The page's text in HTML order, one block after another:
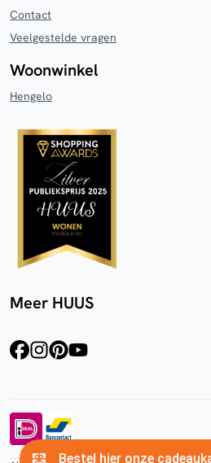
Contact
Veelgestelde vragen
Woonwinkel
Hengelo
Meer HUUS
facebookinstagram
pinterest
youtube